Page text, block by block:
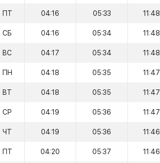
ПТ 04:16 05:33 11:48
СБ 04:16 05:34 11:48
ВС 04:17 05:34 11:48
ПН 04:18 05:35 11:47
ВТ 04:18 05:35 11:47
СР 04:19 05:36 11:47
ЧТ 04:19 05:36 11:46
ПТ 04:20 05:37 11:46